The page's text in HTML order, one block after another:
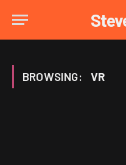
BROWSING: VR